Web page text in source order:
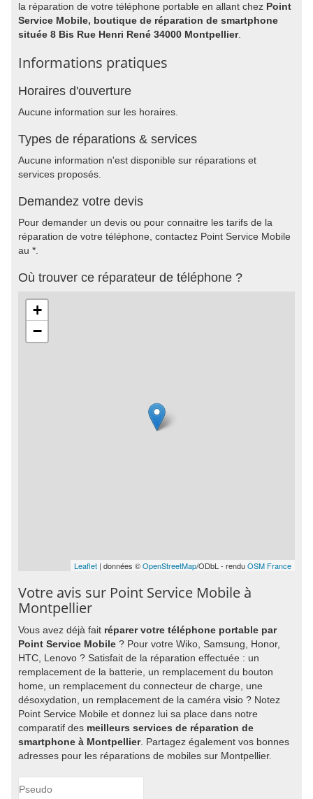
la réparation de votre téléphone portable en allant chez Point
Service Mobile, boutique de réparation de smartphone
située 8 Bis Rue Henri René 34000 Montpellier.
Informations pratiques
Horaires d'ouverture
Aucune information sur les horaires.
Types de réparations & services
Aucune information n'est disponible sur réparations et
services proposés.
Demandez votre devis
Pour demander un devis ou pour connaitre les tarifs de la
réparation de votre téléphone, contactez Point Service Mobile
au *.
Où trouver ce réparateur de téléphone ?
+
−
Leaflet | données ©OpenStreetMap/ODbL - renduOSM France
Votre avis sur Point Service Mobile à
Montpellier
Vous avez déjà fait réparer votre téléphone portable par
Point Service Mobile ? Pour votre Wiko, Samsung, Honor,
HTC, Lenovo ? Satisfait de la réparation effectuée : un
remplacement de la batterie, un remplacement du bouton
home, un remplacement du connecteur de charge, une
désoxydation, un remplacement de la caméra visio ? Notez
Point Service Mobile et donnez lui sa place dans notre
comparatif des meilleurs services de réparation de
smartphone à Montpellier. Partagez également vos bonnes
adresses pour les réparations de mobiles sur Montpellier.